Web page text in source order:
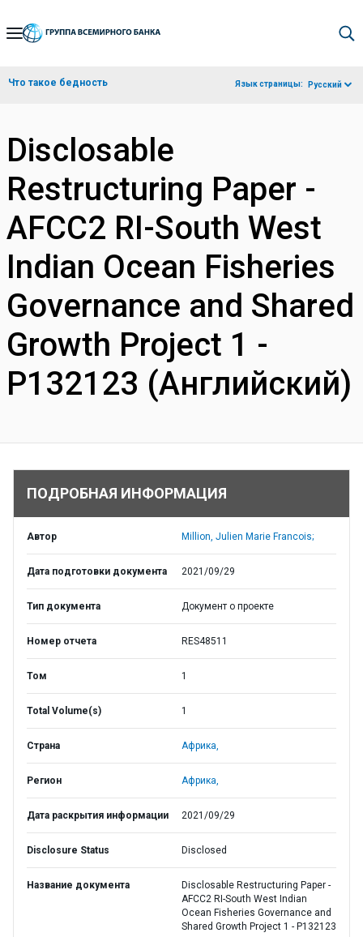
Skip
Navigation
Что такое бедность Язык страницы: Русский
Disclosable
Restructuring Paper -
AFCC2 RI-South West
Indian Ocean Fisheries
Governance and Shared
Growth Project 1 -
P132123 (Английский)
ПОДРОБНАЯ ИНФОРМАЦИЯ
Автор Million, Julien Marie Francois;
Дата подготовки документа 2021/09/29
Тип документа Документ о проекте
Номер отчета RES48511
Том 1
Total Volume(s) 1
Страна Африка,
Регион Африка,
Дата раскрытия информации 2021/09/29
Disclosure Status Disclosed
Название документа
Disclosable Restructuring Paper -
AFCC2 RI-South West Indian
Ocean Fisheries Governance and
Shared Growth Project 1 - P132123